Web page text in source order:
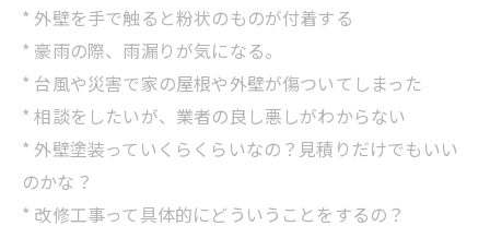
* 外壁を手で触ると粉状のものが付着する
* 豪雨の際、雨漏りが気になる。
* 台風や災害で家の屋根や外壁が傷ついてしまった
* 相談をしたいが、業者の良し悪しがわからない
* 外壁塗装っていくらくらいなの？見積りだけでもいい
のかな？
* 改修工事って具体的にどういうことをするの？